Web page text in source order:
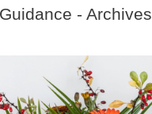
- Archives